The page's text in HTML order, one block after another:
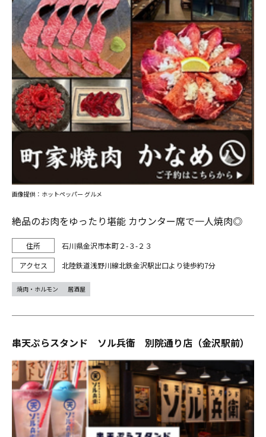
絶品のお肉をゆったり堪能 カウンター席で一人焼肉◎
石川県金沢市本町２-３-２３
北陸鉄道浅野川線北鉄金沢駅出口より徒歩約7分
画像提供：ホットペッパー グルメ
焼肉・ホルモン 居酒屋
串天ぷらスタンド ソル兵衛 別院通り店（金沢駅前）